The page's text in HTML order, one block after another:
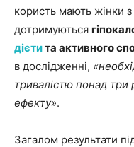
користь мають жінки
дотримуються
дієтита активного
в дослідженні,
тривалістю понад три
ефекту».
Загалом результати